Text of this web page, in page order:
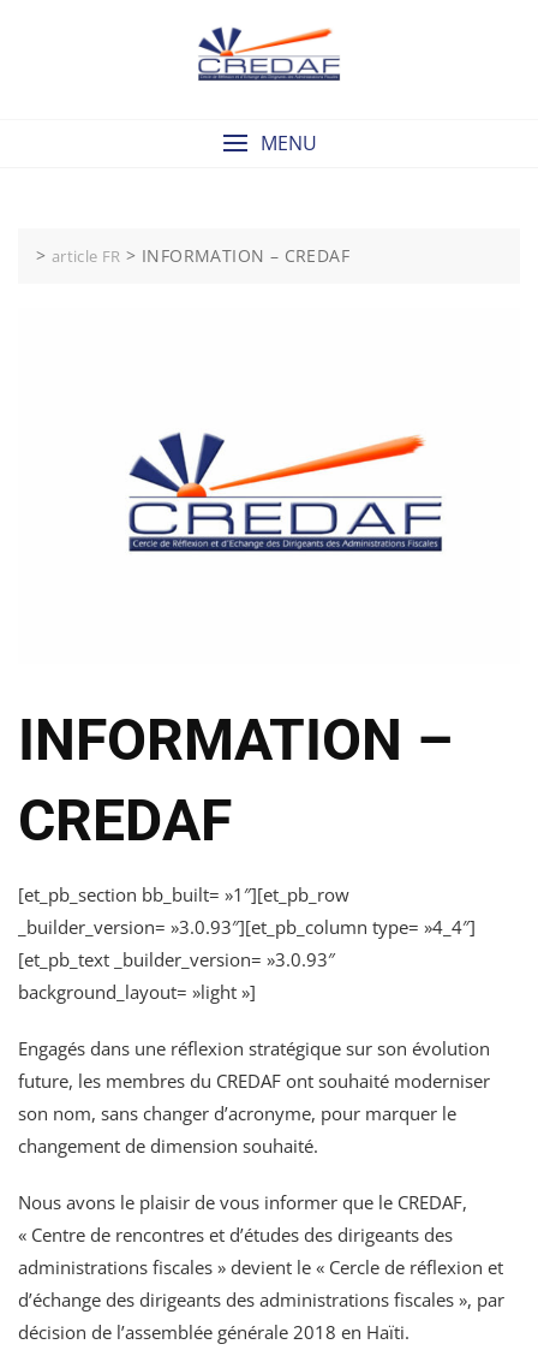
MENU
> article FR > INFORMATION – CREDAF
INFORMATION –
CREDAF
[et_pb_section bb_built= »1″][et_pb_row
_builder_version= »3.0.93″][et_pb_column type= »4_4″]
[et_pb_text _builder_version= »3.0.93″
background_layout= »light »]
Engagés dans une réflexion stratégique sur son évolution
future, les membres du CREDAF ont souhaité moderniser
son nom, sans changer d’acronyme, pour marquer le
changement de dimension souhaité.
Nous avons le plaisir de vous informer que le CREDAF,
« Centre de rencontres et d’études des dirigeants des
administrations fiscales » devient le « Cercle de réflexion et
d’échange des dirigeants des administrations fiscales », par
décision de l’assemblée générale 2018 en Haïti.